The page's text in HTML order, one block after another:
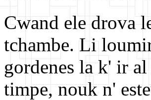
Cwand ele drova
tchambe. Li
gordenes la k' ir al
timpe, nouk n'